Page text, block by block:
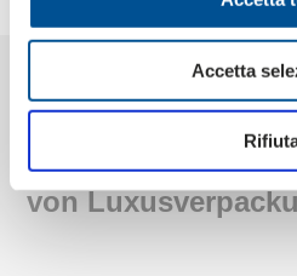
Accetta
Die wichtigsten
von